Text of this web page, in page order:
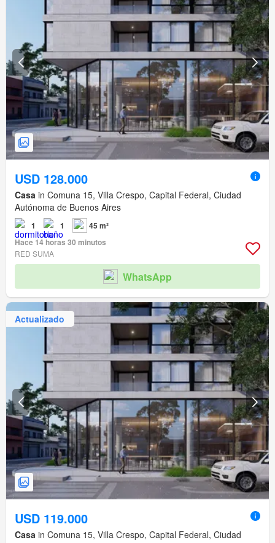
USD 128.000
Casa in Comuna 15, Villa Crespo, Capital Federal, Ciudad
Autónoma de Buenos Aires
1 1
45 m²
Hace 14 horas 30 minutos
RED SUMA
WhatsApp
Actualizado
USD 119.000
Casa in Comuna 15, Villa Crespo, Capital Federal, Ciudad